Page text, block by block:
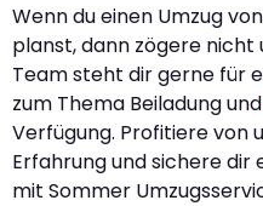
Wenn du einen Umzug
planst, dann zögere nicht
Team steht dir gerne für
zum Thema Beiladung und
Verfügung. Profitiere von
Erfahrung und sichere dir
mit Sommer